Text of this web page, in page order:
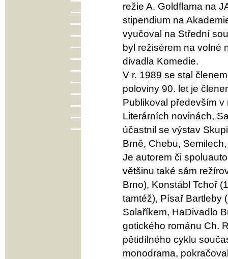
režie A. Goldflama na
stipendium na
vyučoval na Střední
byl režisérem na volné
divadla Komedie.
V r. 1989 se stal
poloviny 90. let je
Publikoval především
Literárních novinách,
účastnil se výstav
Brně, Chebu,
Je autorem či
většinu také sám
Brno), Konstábl Tchoř
tamtéž), Písař Bartleby
Solaříkem, HaDivadlo
gotického románu Ch.
pětidílného cyklu
monodrama,